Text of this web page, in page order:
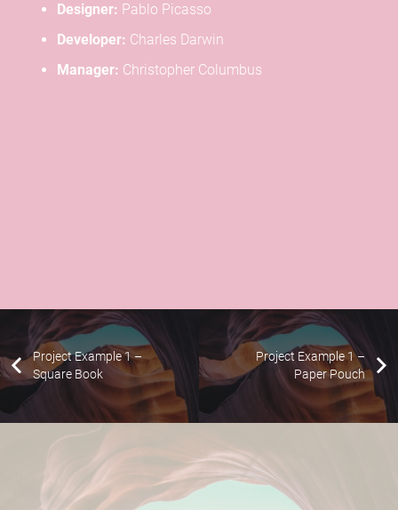
Designer: Pablo Picasso
Developer: Charles Darwin
Manager: Christopher Columbus
Project Example 1 –
Square Book
Project Example 1 –
Paper Pouch